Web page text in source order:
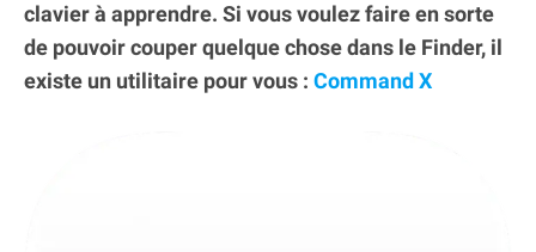
clavier à apprendre. Si vous voulez faire en sorte
de pouvoir couper quelque chose dans le Finder, il
existe un utilitaire pour vous : Command X